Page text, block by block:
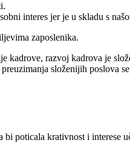
interes jer je u skladu s
zaposlenika.
kadrove, razvoj kadrova je
složenijih poslova
poticala krativnost i interese